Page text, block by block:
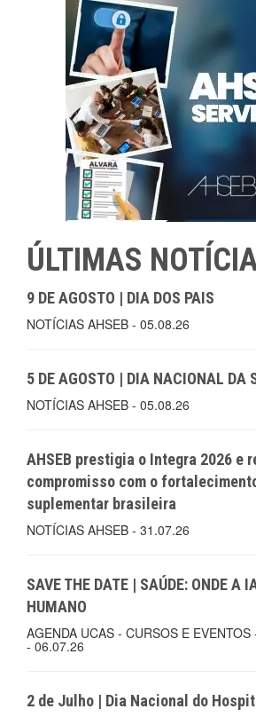
ÚLTIMAS
9 DE AGOSTO | DIA DOS PAIS
NOTÍCIAS AHSEB - 05.08.26
5 DE AGOSTO | DIA NACIONAL DA
NOTÍCIAS AHSEB - 05.08.26
AHSEB prestigia o Integra 2026 e
compromisso com o
suplementar brasileira
NOTÍCIAS AHSEB - 31.07.26
SAVE THE DATE | SAÚDE: ONDE A
HUMANO
AGENDA UCAS - CURSOS E
- 06.07.26
2 de Julho | Dia Nacional do